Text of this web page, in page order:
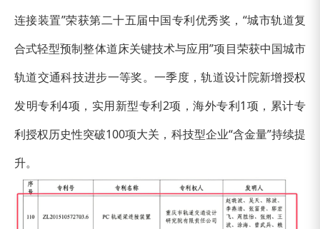
连接装置”荣获第二十五届中国专利优秀奖，“城市轨道复
合式轻型预制整体道床关键技术与应用”项目荣获中国城市
轨道交通科技进步一等奖。一季度，轨道设计院新增授权
发明专利4项，实用新型专利2项，海外专利1项，累计专
利授权历史性突破100项大关，科技型企业“含金量”持续提
升。